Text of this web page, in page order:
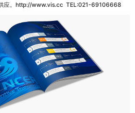
应。http://www.vis.cc TEL:021-69106668